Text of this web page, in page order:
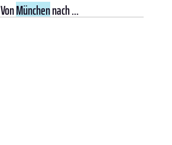
VonMünchennach ...